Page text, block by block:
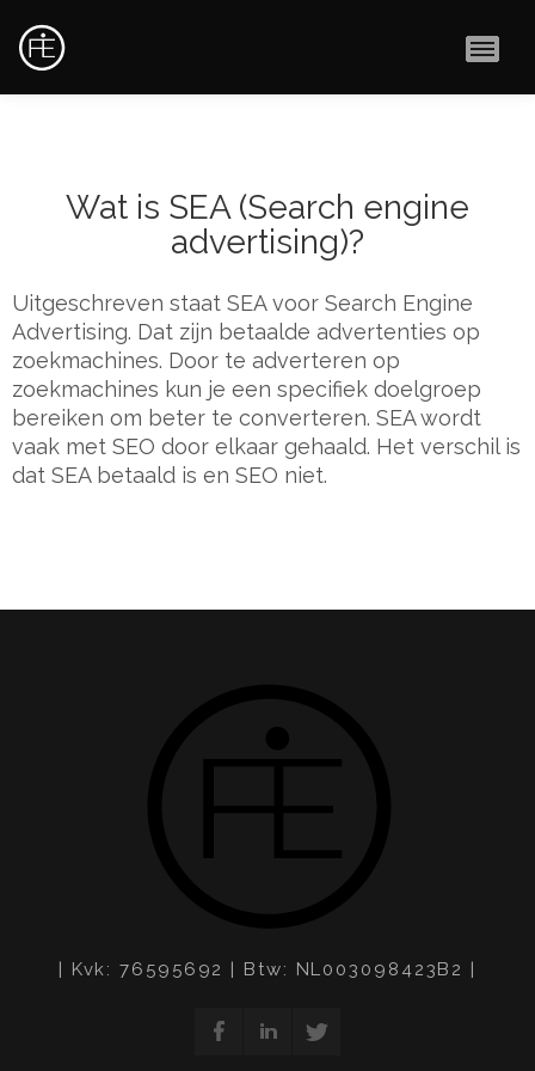
Wat is SEA (Search engine
advertising)?
Uitgeschreven staat SEA voor Search Engine
Advertising. Dat zijn betaalde advertenties op
zoekmachines. Door te adverteren op
zoekmachines kun je een specifiek doelgroep
bereiken om beter te converteren. SEA wordt
vaak met SEO door elkaar gehaald. Het verschil is
dat SEA betaald is en SEO niet.
| Kvk: 76595692 | Btw: NL003098423B2 |